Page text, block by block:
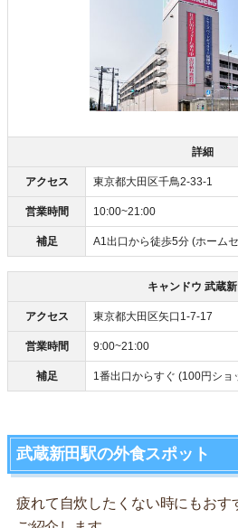
詳細
アクセス 東京都大田区千鳥2-33-1
営業時間 10:00~21:00
補足 A1出口から徒歩5分 (ホーム
キャンドウ 武蔵
アクセス 東京都大田区矢口1-7-17
営業時間 9:00~21:00
補足 1番出口からすぐ (100円ショ
武蔵新田駅の外食スポット
疲れて自炊したくない時にもおす